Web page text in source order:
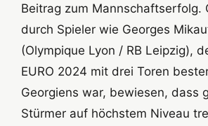
Beitrag zum Mannschaftserfolg.
durch Spieler wie Georges
(Olympique Lyon / RB Leipzig),
EURO 2024 mit drei Toren
Georgiens war, bewiesen, dass
Stürmer auf höchstem Niveau